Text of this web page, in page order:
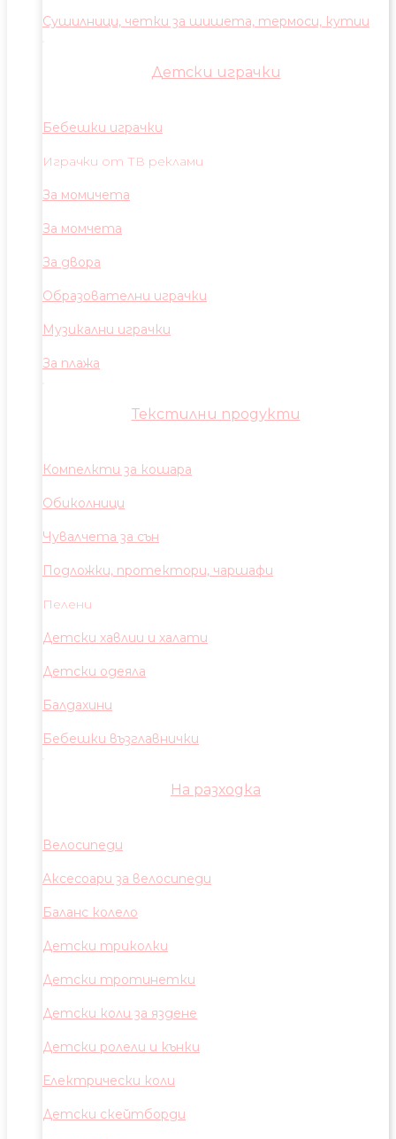
Сушилници, четки за шишета, термоси, кутии
Детски играчки
Бебешки играчки
Играчки от ТВ реклами
За момичета
За момчета
За двора
Образователни играчки
Музикални играчки
За плажа
Текстилни продукти
Компелкти за кошара
Обиколници
Чувалчета за сън
Подложки, протектори, чаршафи
Пелени
Детски хавлии и халати
Детски одеяла
Балдахини
Бебешки възглавнички
На разходка
Велосипеди
Аксесоари за велосипеди
Баланс колело
Детски триколки
Детски тротинетки
Детски коли за яздене
Детски ролели и кънки
Електрически коли
Детски скейтборди